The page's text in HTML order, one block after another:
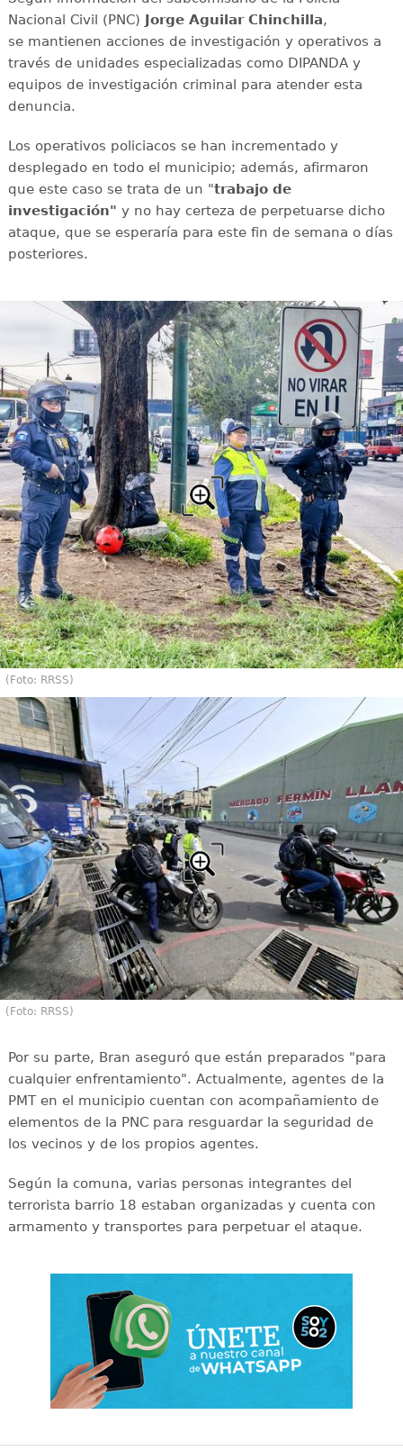
Nacional Civil (PNC)
Jorge Aguilar Chinchilla,
se mantienen acciones de investigación y operativos a
través de unidades especializadas como DIPANDA y
equipos de investigación criminal para atender esta
denuncia.
Los operativos policiacos se han incrementado y
desplegado en todo el municipio; además, afirmaron
que este caso se trata de un "trabajo de
investigación" y no hay certeza de perpetuarse dicho
ataque, que se esperaría para este fin de semana o días
posteriores.
(Foto: RRSS)
(Foto: RRSS)
Por su parte, Bran aseguró que están preparados "para
cualquier enfrentamiento". Actualmente, agentes de la
PMT en el municipio cuentan con acompañamiento de
elementos de la PNC para resguardar la seguridad de
los vecinos y de los propios agentes.
Según la comuna, varias personas integrantes del
terrorista barrio 18 estaban organizadas y cuenta con
armamento y transportes para perpetuar el ataque.